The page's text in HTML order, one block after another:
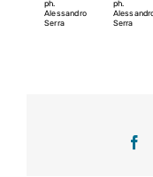
ph.
Alessandro
Serra
ph.
Serra